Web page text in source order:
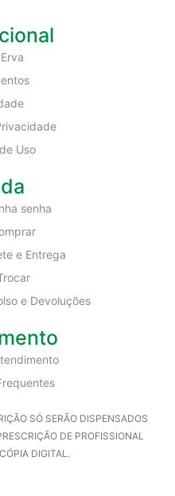
Uso
senha
e Entrega
e Devoluções
SÓ SERÃO DISPENSADOS
DE PROFISSIONAL
DIGITAL.